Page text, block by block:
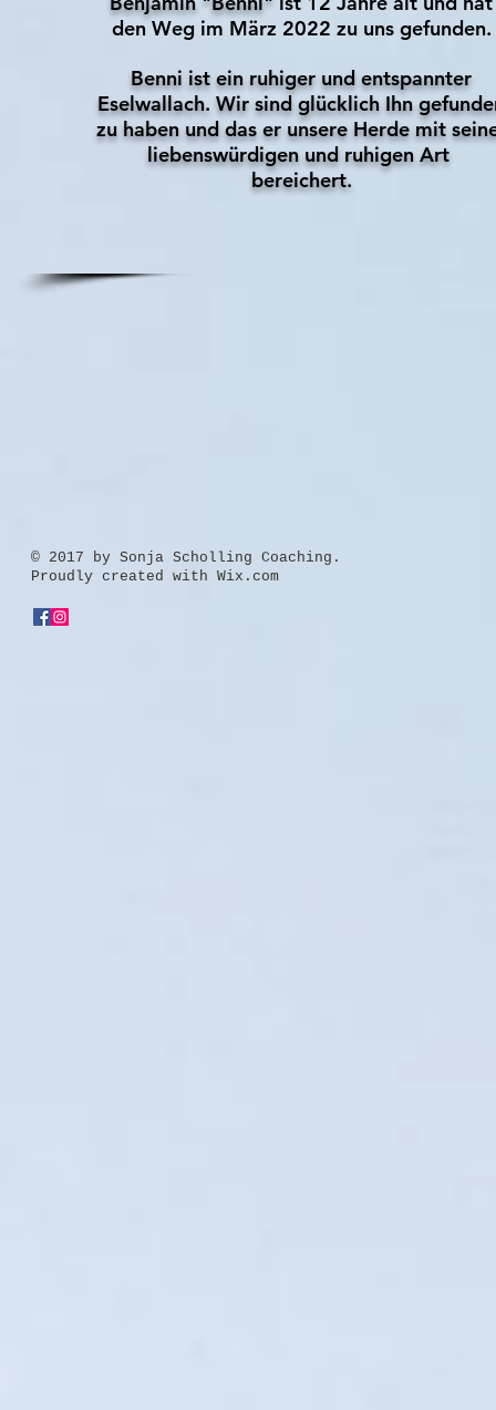
den Weg im März 2022 zu uns gefunden.
Benni ist ein ruhiger und entspannter
Eselwallach. Wir sind glücklich Ihn
zu haben und das er unsere Herde mit
liebenswürdigen und ruhigen Art
bereichert.
​© 2017 by Sonja Scholling Coaching.
Proudly created with Wix.com